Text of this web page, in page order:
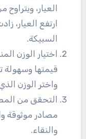
ارتفع العيار،
السبيكة.
اختيار الوزن
قيمتها وسهولة
واختر الوزن
التحقق من
مصادر موثوقة
والنقاء.